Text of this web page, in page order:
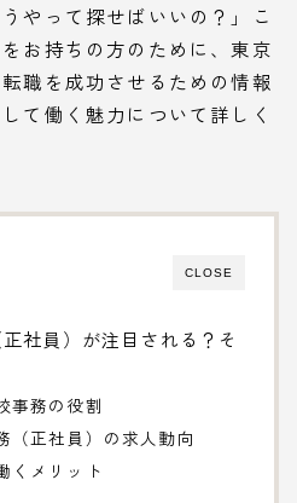
やって探せばいいの？」こ
お持ちの方のために、東京
職を成功させるための情報
て働く魅力について詳しく
CLOSE
社員）が注目される？そ
事務の役割
（正社員）の求人動向
くメリット